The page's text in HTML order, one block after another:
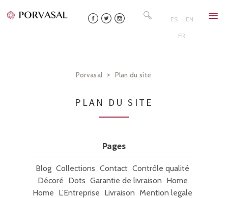
to
ES EN
FR
Porvasal > Plan du site
PLAN DU SITE
Pages
Blog Collections Contact Contrôle qualité
Décoré Dots Garantie de livraison Home
Home L’Entreprise Livraison Mention legale